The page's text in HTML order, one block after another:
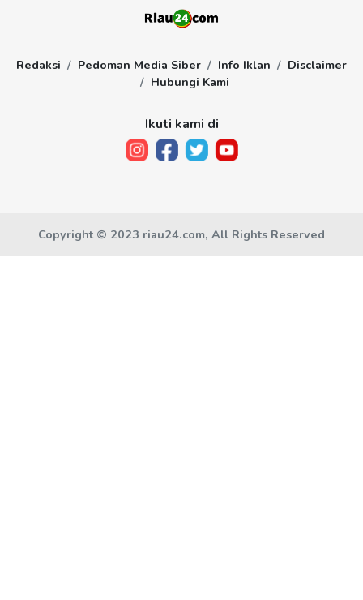
Redaksi Pedoman Media Siber Info Iklan
Disclaimer
Hubungi Kami
Ikuti kami di
Copyright © 2023 riau24.com, All Rights Reserved